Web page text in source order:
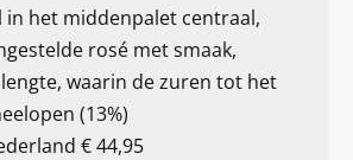
in het middenpalet centraal,
rosé met smaak,
waarin de zuren tot het
(13%)
€ 44,95